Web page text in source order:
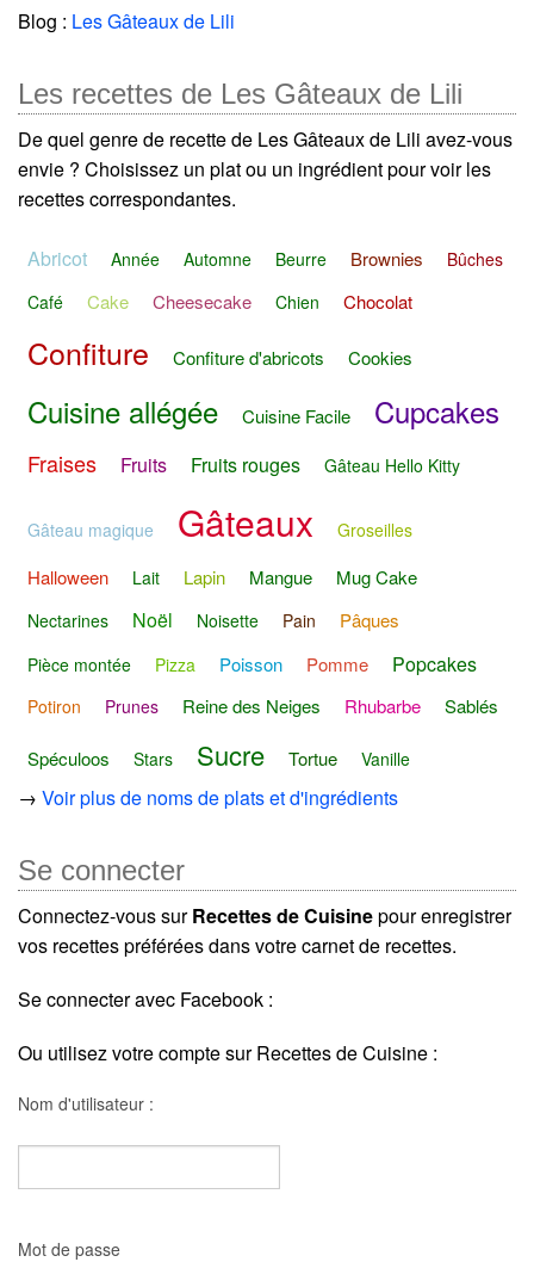
Blog : Les Gâteaux de Lili
Les recettes de Les Gâteaux de Lili
De quel genre de recette de Les Gâteaux de Lili avez-vous
envie ? Choisissez un plat ou un ingrédient pour voir les
recettes correspondantes.
Abricot Année Automne Beurre Brownies
Bûches
Café
Cake Cheesecake Chien Chocolat
Confiture Confiture d'abricots Cookies
Cuisine allégée Cuisine Facile Cupcakes
Fraises Fruits Fruits rouges Gâteau Hello Kitty
Gâteau magique Gâteaux Groseilles
Halloween Lait Lapin Mangue Mug Cake
Nectarines Noël Noisette Pain Pâques
Pièce montée Pizza Poisson Pomme Popcakes
Potiron Prunes Reine des Neiges Rhubarbe Sablés
Spéculoos Stars Sucre Tortue Vanille
→ Voir plus de noms de plats et d'ingrédients
Se connecter
Connectez-vous surRecettes de Cuisinepour enregistrer
vos recettes préférées dans votre carnet de recettes.
Se connecter avec Facebook :
Ou utilisez votre compte sur Recettes de Cuisine :
Nom d'utilisateur :
Mot de passe